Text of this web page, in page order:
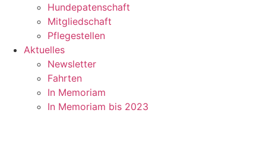
Hundepatenschaft
Mitgliedschaft
Pflegestellen
Aktuelles
Newsletter
Fahrten
In Memoriam
In Memoriam bis 2023